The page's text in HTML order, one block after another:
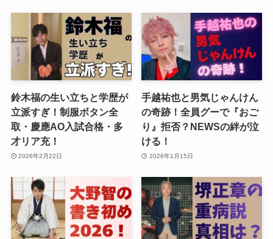
鈴木福の生い立ちと学歴が
立派すぎ！制服ボタン全
取・慶應AO入試合格・多
才リア充！
2026年2月22日
手越祐也と男気じゃんけん
の奇跡！全員グーで『おご
り』拒否？NEWSの絆が泣
ける！
2026年1月15日